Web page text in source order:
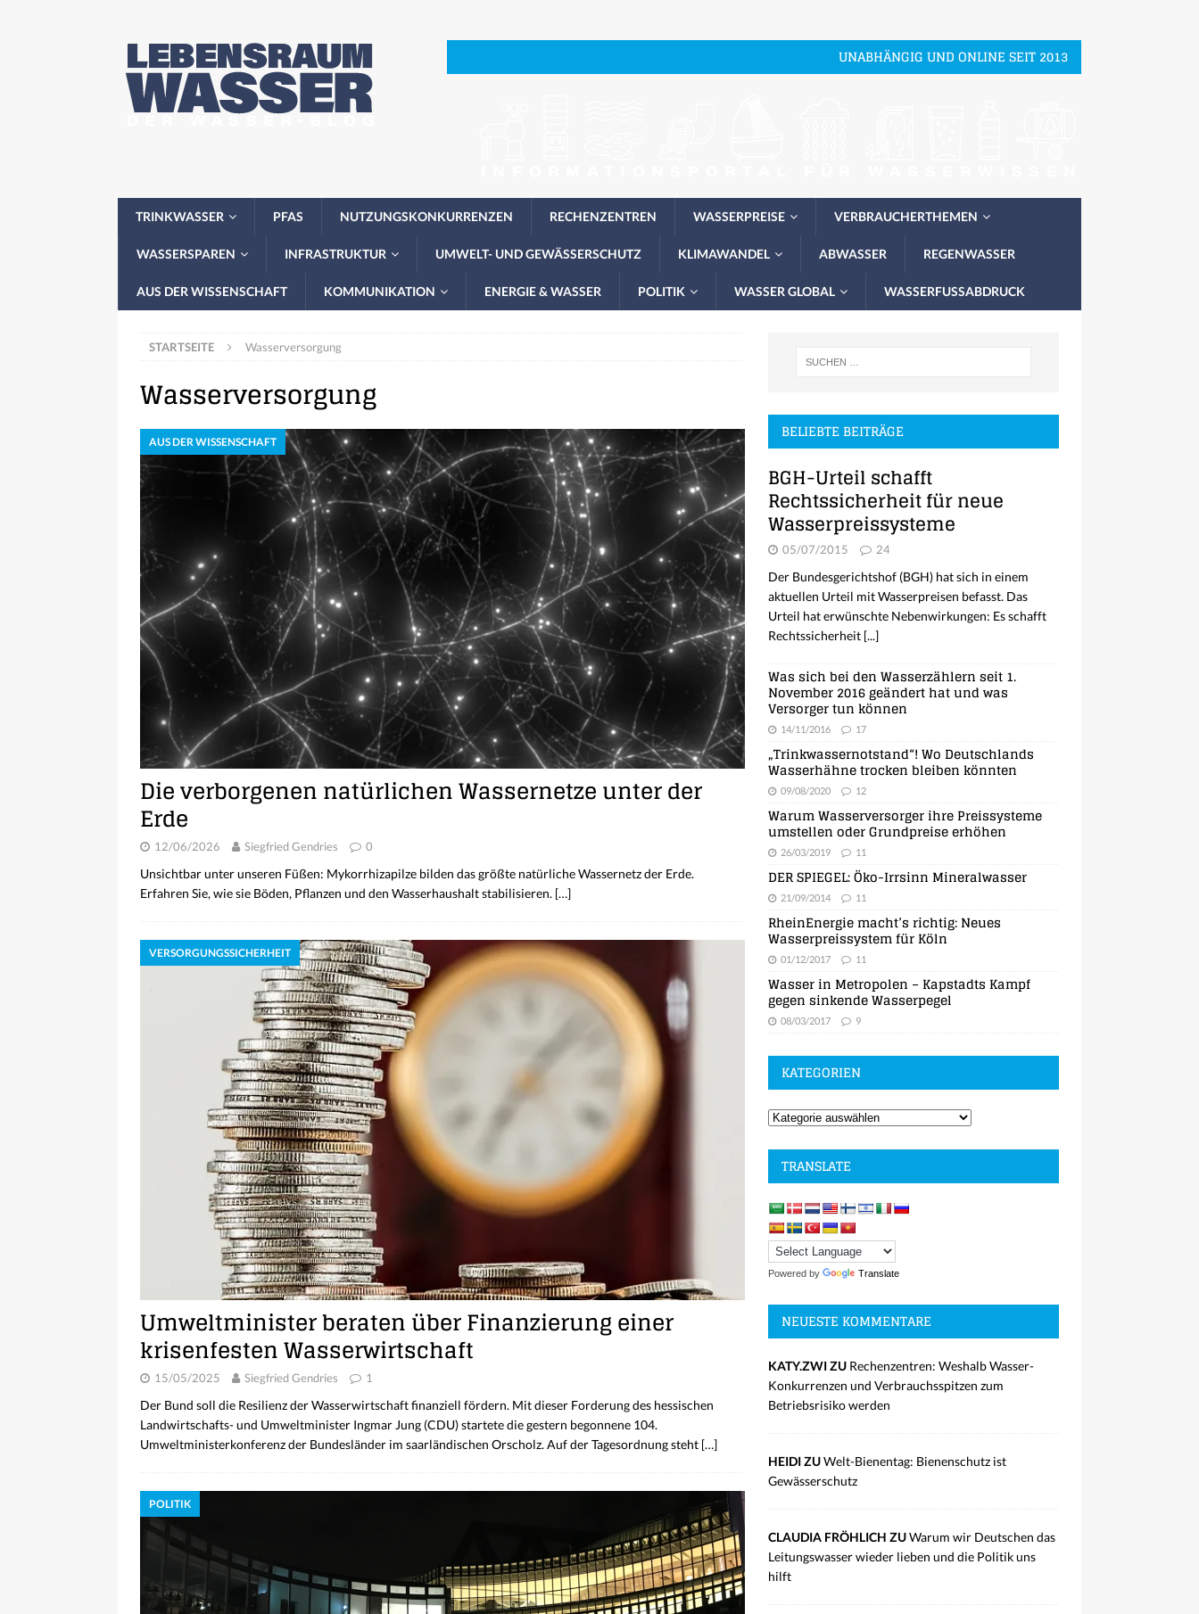
UNABHÄNGIG UND ONLINE SEIT 2013
TRINKWASSER PFAS NUTZUNGSKONKURRENZEN RECHENZENTREN WASSERPREISE VERBRAUCHERTHEMEN
WASSERSPAREN INFRASTRUKTUR UMWELT- UND GEWÄSSERSCHUTZ KLIMAWANDEL ABWASSER REGENWASSER
AUS DER WISSENSCHAFT KOMMUNIKATION ENERGIE & WASSER POLITIK WASSER GLOBAL WASSERFUSSABDRUCK
STARTSEITE Wasserversorgung
Wasserversorgung
AUS DER WISSENSCHAFT
Die verborgenen natürlichen Wassernetze unter der
Erde
12/06/2026 Siegfried Gendries 0
Unsichtbar unter unseren Füßen: Mykorrhizapilze bilden das größte natürliche Wassernetz der Erde.
Erfahren Sie, wie sie Böden, Pflanzen und den Wasserhaushalt stabilisieren. […]
VERSORGUNGSSICHERHEIT
Umweltminister beraten über Finanzierung einer
krisenfesten Wasserwirtschaft
15/05/2025 Siegfried Gendries 1
Der Bund soll die Resilienz der Wasserwirtschaft finanziell fördern. Mit dieser Forderung des hessischen
Landwirtschafts- und Umweltminister Ingmar Jung (CDU) startete die gestern begonnene 104.
Umweltministerkonferenz der Bundesländer im saarländischen Orscholz. Auf der Tagesordnung steht […]
POLITIK
BELIEBTE BEITRÄGE
BGH-Urteil schafft
Rechtssicherheit für neue
Wasserpreissysteme
05/07/2015 24
Der Bundesgerichtshof (BGH) hat sich in einem
aktuellen Urteil mit Wasserpreisen befasst. Das
Urteil hat erwünschte Nebenwirkungen: Es schafft
Rechtssicherheit [...]
Was sich bei den Wasserzählern seit 1.
November 2016 geändert hat und was
Versorger tun können
14/11/2016 17
„Trinkwassernotstand“! Wo Deutschlands
Wasserhähne trocken bleiben könnten
09/08/2020 12
Warum Wasserversorger ihre Preissysteme
umstellen oder Grundpreise erhöhen
26/03/2019 11
DER SPIEGEL: Öko-Irrsinn Mineralwasser
21/09/2014 11
RheinEnergie macht’s richtig: Neues
Wasserpreissystem für Köln
01/12/2017 11
Wasser in Metropolen – Kapstadts Kampf
gegen sinkende Wasserpegel
08/03/2017 9
KATEGORIEN
TRANSLATE
Powered by Translate
NEUESTE KOMMENTARE
KATY.ZWI ZU Rechenzentren: Weshalb Wasser-
Konkurrenzen und Verbrauchsspitzen zum
Betriebsrisiko werden
HEIDI ZUWelt-Bienentag: Bienenschutz ist
Gewässerschutz
CLAUDIA FRÖHLICH ZUWarum wir Deutschen das
Leitungswasser wieder lieben und die Politik uns
hilft